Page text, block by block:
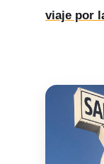
viaje por